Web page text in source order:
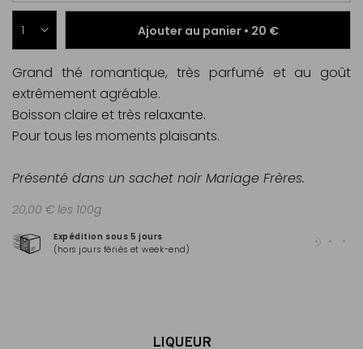
Ajouter au panier • 20 €
Expédition sous 5 jours
(hors jours fériés et week-end)
Grand thé romantique, très parfumé et au goût
extrêmement agréable.
Boisson claire et très relaxante.
Pour tous les moments plaisants.
Présenté dans un sachet noir Mariage Frères.
20,00 € les 100g
LIQUEUR